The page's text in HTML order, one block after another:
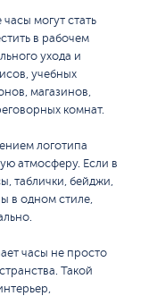
могут стать
в рабочем
ухода и
учебных
магазинов,
комнат.
логотипа
атмосферу. Если в
таблички, бейджи,
в одном стиле,
часы не просто
Такой